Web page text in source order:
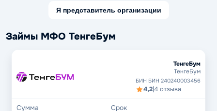
Я представитель организации
Займы МФО ТенгеБум
ТенгеБум
ТенгеБум
БИН БИН 240240003456
4,2|4 отзыва
Сумма Срок